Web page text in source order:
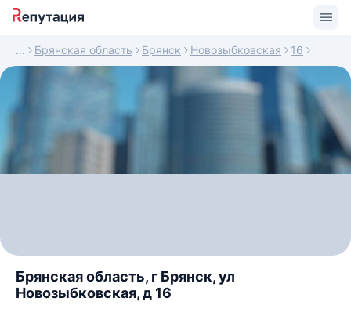
Брянская область Брянск Новозыбковская 16
Брянская область, г Брянск, ул
Новозыбковская, д 16